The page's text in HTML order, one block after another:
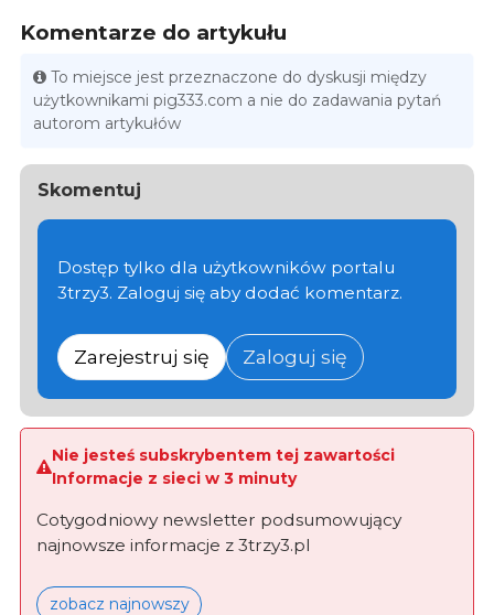
Komentarze do artykułu
To miejsce jest przeznaczone do dyskusji między
użytkownikami pig333.com a nie do zadawania pytań
autorom artykułów
Skomentuj
Dostęp tylko dla użytkowników portalu
3trzy3. Zaloguj się aby dodać komentarz.
Zarejestruj się Zaloguj się
Nie jesteś subskrybentem tej zawartości
Informacje z sieci w 3 minuty
Cotygodniowy newsletter podsumowujący
najnowsze informacje z 3trzy3.pl
zobacz najnowszy